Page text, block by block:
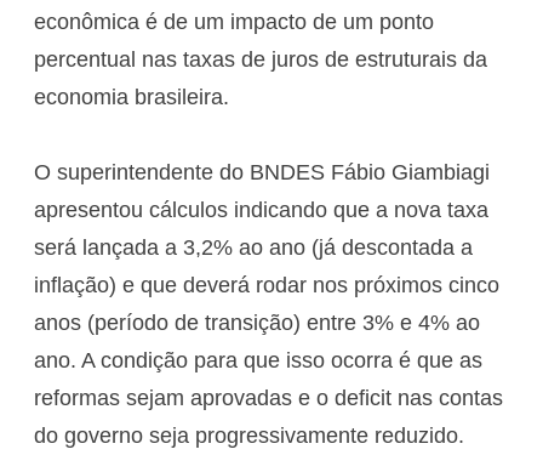
econômica é de um impacto de um ponto
percentual nas taxas de juros de estruturais da
economia brasileira.
O superintendente do BNDES Fábio Giambiagi
apresentou cálculos indicando que a nova taxa
será lançada a 3,2% ao ano (já descontada a
inflação) e que deverá rodar nos próximos cinco
anos (período de transição) entre 3% e 4% ao
ano. A condição para que isso ocorra é que as
reformas sejam aprovadas e o deficit nas contas
do governo seja progressivamente reduzido.